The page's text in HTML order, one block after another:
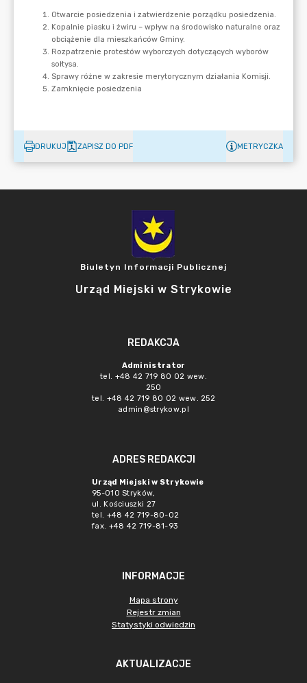
DRUKUJ ZAPISZ DO PDF METRYCZKA
Biuletyn Informacji Publicznej
Urząd Miejski w Strykowie
REDAKCJA
Administrator
tel. +48 42 719 80 02 wew.
250
tel. +48 42 719 80 02 wew. 252
admin@strykow.pl
ADRES REDAKCJI
Urząd Miejski w Strykowie
95-010 Stryków,
ul. Kościuszki 27
tel. +48 42 719-80-02
fax. +48 42 719-81-93
INFORMACJE
Mapa strony
Rejestr zmian
Statystyki odwiedzin
AKTUALIZACJE